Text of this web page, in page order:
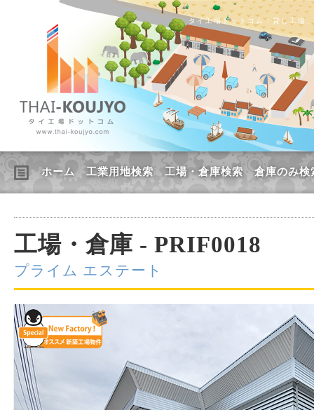
タイ工場ドットコム：貸し工場
ホーム 工業用地検索 工場・倉庫検索 倉庫のみ検
工場・倉庫 - PRIF0018
プライム エステート